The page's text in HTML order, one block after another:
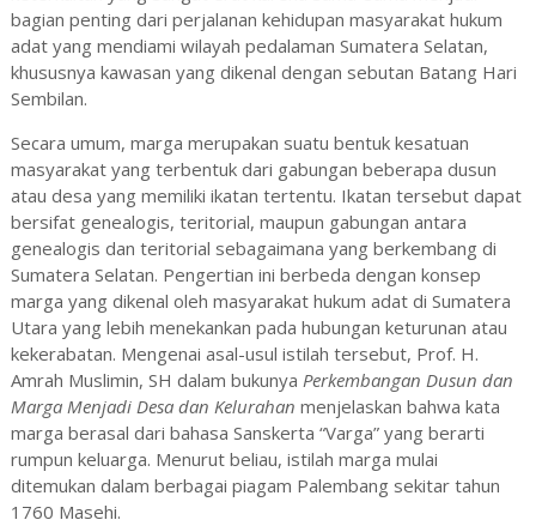
bagian penting dari perjalanan kehidupan masyarakat hukum
adat yang mendiami wilayah pedalaman Sumatera Selatan,
khususnya kawasan yang dikenal dengan sebutan Batang Hari
Sembilan.
Secara umum, marga merupakan suatu bentuk kesatuan
masyarakat yang terbentuk dari gabungan beberapa dusun
atau desa yang memiliki ikatan tertentu. Ikatan tersebut dapat
bersifat genealogis, teritorial, maupun gabungan antara
genealogis dan teritorial sebagaimana yang berkembang di
Sumatera Selatan. Pengertian ini berbeda dengan konsep
marga yang dikenal oleh masyarakat hukum adat di Sumatera
Utara yang lebih menekankan pada hubungan keturunan atau
kekerabatan. Mengenai asal-usul istilah tersebut, Prof. H.
Amrah Muslimin, SH dalam bukunya Perkembangan Dusun dan
Marga Menjadi Desa dan Kelurahan menjelaskan bahwa kata
marga berasal dari bahasa Sanskerta “Varga” yang berarti
rumpun keluarga. Menurut beliau, istilah marga mulai
ditemukan dalam berbagai piagam Palembang sekitar tahun
1760 Masehi.